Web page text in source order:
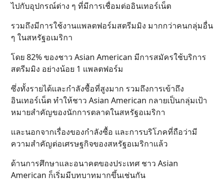
ไปกับอุปกรณ์ต่าง ๆ ที่มีการเชื่อมต่ออินเทอร์เน็ต
รวมถึงมีการใช้งานแพลตฟอร์มสตรีมมิง มากกว่าคนกลุ่มอื่น
ๆ ในสหรัฐอเมริกา
โดย 82% ของชาว Asian American มีการสมัครใช้บริการ
สตรีมมิง อย่างน้อย 1 แพลตฟอร์ม
ซึ่งทั้งรายได้และกำลังซื้อที่สูงมาก รวมถึงการเข้าถึง
อินเทอร์เน็ต ทำให้ชาว Asian American กลายเป็นกลุ่มเป้า
หมายสำคัญของนักการตลาดในสหรัฐอเมริกา
และนอกจากเรื่องของกำลังซื้อ และการบริโภคที่ถือว่ามี
ความสำคัญต่อเศรษฐกิจของสหรัฐอเมริกาแล้ว
ด้านการศึกษาและอนาคตของประเทศ ชาว Asian
American ก็เริ่มมีบทบาทมากขึ้นเช่นกัน